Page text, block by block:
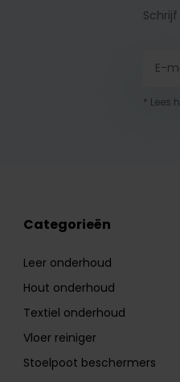
* Lees
Categorieën
Leer onderhoud
Hout onderhoud
Textiel onderhoud
Vloer reiniger
Stoelpoot beschermers